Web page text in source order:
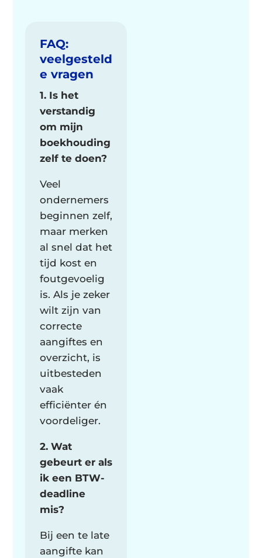
FAQ:
veelgesteld
e vragen
1. Is het
verstandig
om mijn
boekhouding
zelf te doen?
Veel
ondernemers
beginnen zelf,
maar merken
al snel dat het
tijd kost en
foutgevoelig
is. Als je zeker
wilt zijn van
correcte
aangiftes en
overzicht, is
uitbesteden
vaak
efficiënter én
voordeliger.
2. Wat
gebeurt er als
ik een BTW-
deadline
mis?
Bij een te late
aangifte kan